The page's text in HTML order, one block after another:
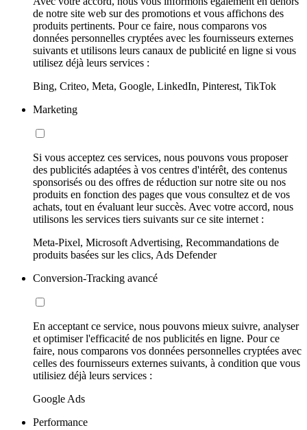
de notre site web sur des promotions et vous affichons des
produits pertinents. Pour ce faire, nous comparons vos
données personnelles cryptées avec les fournisseurs externes
suivants et utilisons leurs canaux de publicité en ligne si vous
utilisez déjà leurs services :
Bing, Criteo, Meta, Google, LinkedIn, Pinterest, TikTok
Marketing
Si vous acceptez ces services, nous pouvons vous proposer
des publicités adaptées à vos centres d'intérêt, des contenus
sponsorisés ou des offres de réduction sur notre site ou nos
produits en fonction des pages que vous consultez et de vos
achats, tout en évaluant leur succès. Avec votre accord, nous
utilisons les services tiers suivants sur ce site internet :
Meta-Pixel, Microsoft Advertising, Recommandations de
produits basées sur les clics, Ads Defender
Conversion-Tracking avancé
En acceptant ce service, nous pouvons mieux suivre, analyser
et optimiser l'efficacité de nos publicités en ligne. Pour ce
faire, nous comparons vos données personnelles cryptées avec
celles des fournisseurs externes suivants, à condition que vous
utilisiez déjà leurs services :
Google Ads
Performance